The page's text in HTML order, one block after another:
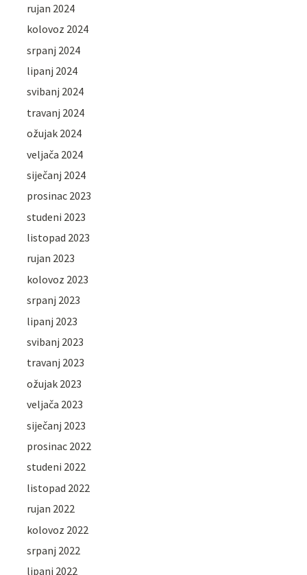
rujan 2024
kolovoz 2024
srpanj 2024
lipanj 2024
svibanj 2024
travanj 2024
ožujak 2024
veljača 2024
siječanj 2024
prosinac 2023
studeni 2023
listopad 2023
rujan 2023
kolovoz 2023
srpanj 2023
lipanj 2023
svibanj 2023
travanj 2023
ožujak 2023
veljača 2023
siječanj 2023
prosinac 2022
studeni 2022
listopad 2022
rujan 2022
kolovoz 2022
srpanj 2022
lipanj 2022